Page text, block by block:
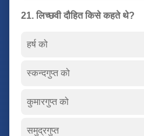
21. लिच्छवी दौहित किसे कहते थे?
हर्ष को
स्कन्दगुप्त को
कुमारगुप्त को
समुद्रगुप्त